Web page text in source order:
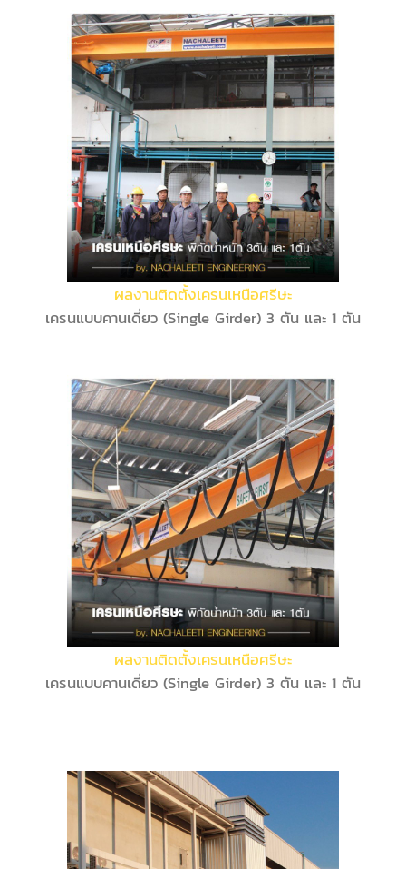
ผลงานติดตั้งเครนเหนือศรีษะ
เครนแบบคานเดี่ยว (Single Girder) 3 ตัน และ 1 ตัน
ผลงานติดตั้งเครนเหนือศรีษะ
เครนแบบคานเดี่ยว (Single Girder) 3 ตัน และ 1 ตัน